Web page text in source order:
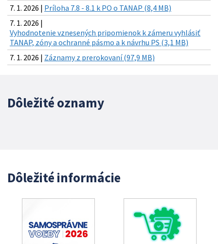
7. 1. 2026 | Príloha 7.8 - 8.1 k PO o TANAP (8,4 MB)
7. 1. 2026 |
Vyhodnotenie vznesených pripomienok k zámeru vyhlásiť
TANAP, zóny a ochranné pásmo a k návrhu PS (3,1 MB)
7. 1. 2026 | Záznamy z prerokovaní (97,9 MB)
Dôležité oznamy
Dôležité informácie